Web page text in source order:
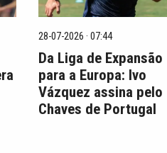
28-07-2026 · 07:44
Da Liga de Expansão
para a Europa: Ivo
Vázquez assina pelo
Chaves de Portugal